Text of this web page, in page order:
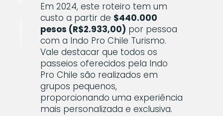
Em 2024, este roteiro tem um
custo a partir de $440.000
pesos (R$2.933,00) por pessoa
com a Indo Pro Chile Turismo.
Vale destacar que todos os
passeios oferecidos pela Indo
Pro Chile são realizados em
grupos pequenos,
proporcionando uma experiência
mais personalizada e exclusiva.